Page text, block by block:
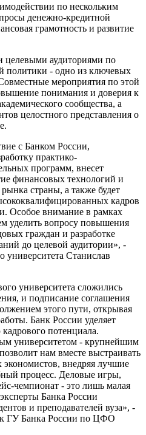
по нескольким
денежно-кредитной
грамотность и развитие
аудиториями по
политики - одно из ключевых
мероприятия по этой
понимания и доверия к
сообщества, а
целостного представления о
с Банком России,
практико-
программ, внесет
финансовых технологий и
страны, а также будет
кадров
Особое внимание в рамках
уделить вопросу повышения
граждан и разработке
до целевой аудитории», -
университета Станислав
университета сложились
и подписание соглашения
этого пути, открывая
Банк России уделяет
потенциала.
университетом - крупнейшим
нам вместе выстраивать
внедряя лучшие
процесс. Деловые игры,
чемпионат - это лишь малая
Банка России
и преподавателей вуза», -
ГУ Банка России по ЦФО